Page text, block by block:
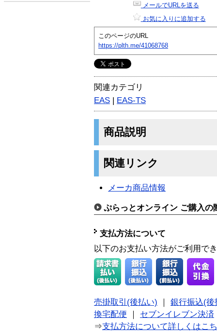
メールでURLを送る
お気に入りに追加する
このページのURL
https://plth.me/41068768
関連カテゴリ
EAS | EAS-TS
商品説明
関連リンク
メーカ商品情報
ぷらっとオンライン ご購入の
支払方法について
以下のお支払い方法がご利用で
売掛取引(後払い)
銀行振込(後
換宅配便
セブンイレブン決済
⇒支払方法について詳しくはこ